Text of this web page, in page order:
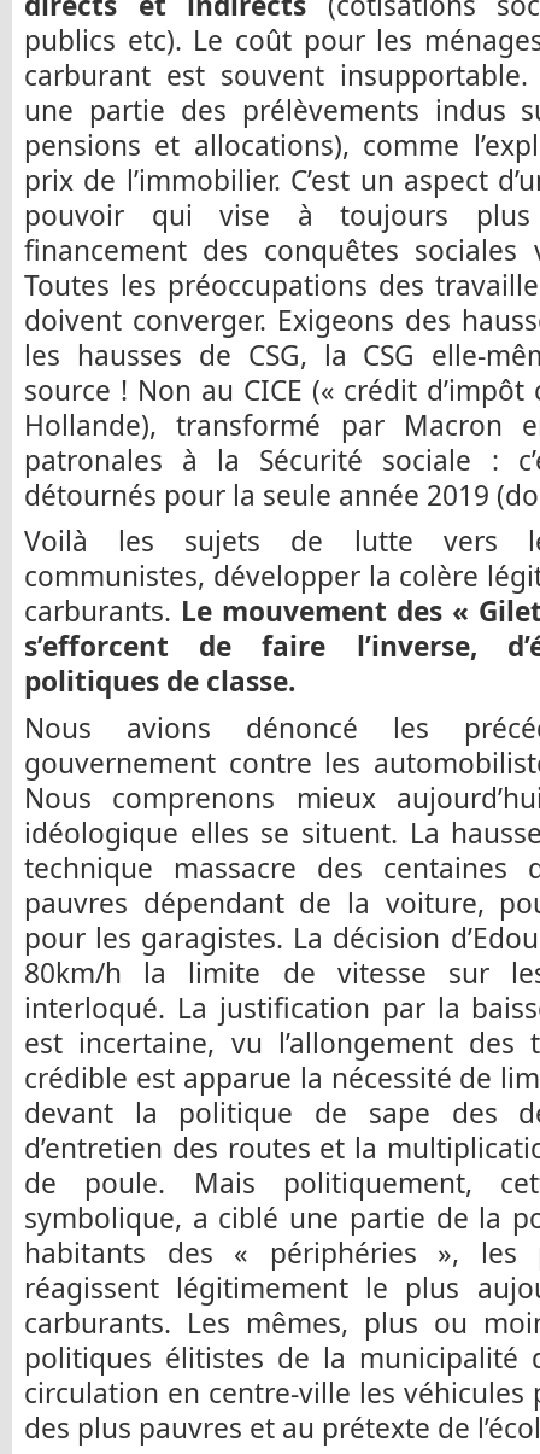
publics etc). Le coût pour les
carburant est souvent
une partie des prélèvements indus
pensions et allocations), comme
prix de l’immobilier. C’est un aspect
pouvoir qui vise à toujours plus
financement des conquêtes
Toutes les préoccupations des
doivent converger. Exigeons des
les hausses de CSG, la CSG elle-
source ! Non au CICE (« crédit
Hollande), transformé par Macron
patronales à la Sécurité sociale :
détournés pour la seule année 2019
Voilà les sujets de lutte vers
communistes, développer la colère
carburants. Le mouvement des «
s’efforcent de faire l’inverse,
politiques de classe.
Nous avions dénoncé les
gouvernement contre les
Nous comprenons mieux
idéologique elles se situent. La
technique massacre des centaines
pauvres dépendant de la voiture,
pour les garagistes. La décision
80km/h la limite de vitesse sur
interloqué. La justification par la
est incertaine, vu l’allongement des
crédible est apparue la nécessité de
devant la politique de sape des
d’entretien des routes et la
de poule. Mais politiquement,
symbolique, a ciblé une partie de la
habitants des « périphéries », les
réagissent légitimement le plus
carburants. Les mêmes, plus ou
politiques élitistes de la municipalité
circulation en centre-ville les véhicules
des plus pauvres et au prétexte de